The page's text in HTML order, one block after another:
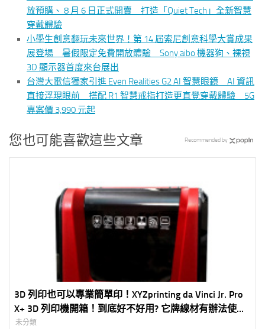
放預購、 8 月 6 日正式開賣 打造「Quiet Tech」全新智慧
穿戴體驗
小學生創意翻玩未來世界！第 14 屆索尼創意科學大賞成果
展登場 暑假限定免費開放體驗 Sony aibo 機器狗、裸視
3D 顯示器首度來台展出
台灣大電信獨家引進 Even Realities G2 AI 智慧眼鏡 AI 資訊
直接浮現眼前 搭配 R1 智慧戒指打造更直覺穿戴體驗 5G
專案價 3,990 元起
您也可能喜歡這些文章
3D 列印也可以專業簡單印！XYZprinting da Vinci Jr. Pro
X+ 3D 列印機開箱！到底好不好用? 它牌線材有辦法使用
嗎?
未分類
Recommended by